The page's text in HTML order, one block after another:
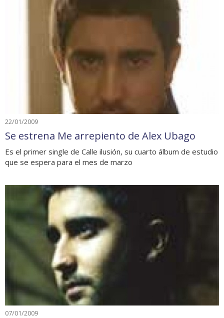
22/01/2009
Se estrena Me arrepiento de Alex Ubago
Es el primer single de Calle ilusión, su cuarto álbum de estudio
que se espera para el mes de marzo
07/01/2009